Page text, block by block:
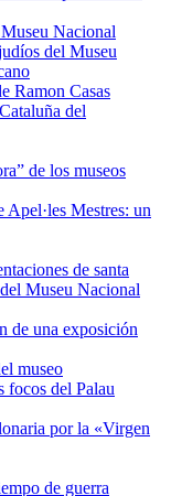
Nacional
del Museu
Ramon Casas
del
de los museos
Mestres: un
de santa
Museu Nacional
de una exposición
museo
focos del Palau
por la «Virgen
de guerra